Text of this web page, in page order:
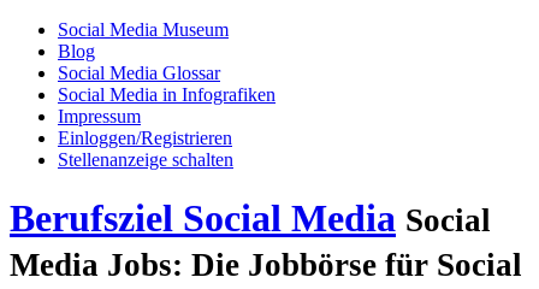
Social Media Museum
Blog
Social Media Glossar
Social Media in Infografiken
Impressum
Einloggen/Registrieren
Stellenanzeige schalten
Berufsziel Social Media Social
Media Jobs: Die Jobbörse für Social